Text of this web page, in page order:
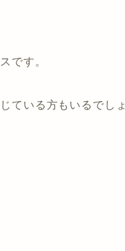
です。
ている方もいるでしょ